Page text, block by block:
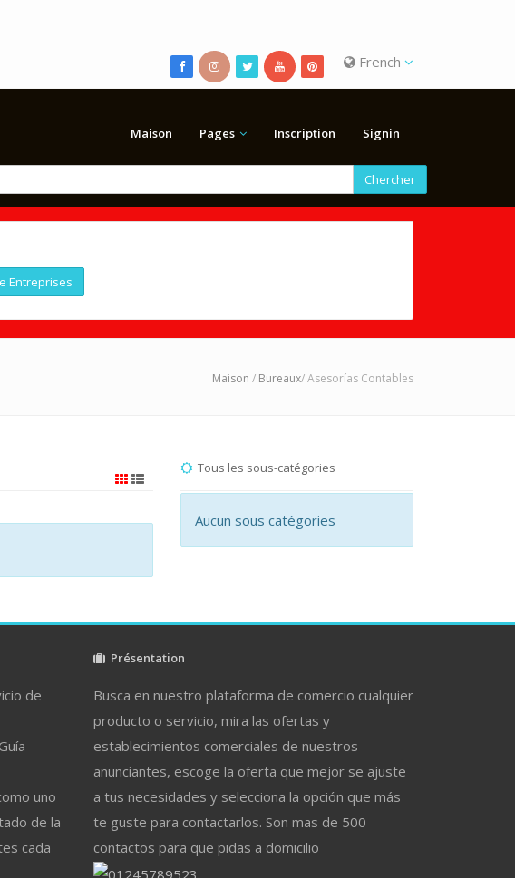
French
Maison Pages Inscription Signin
Chercher
Entreprises
Maison / Bureaux/ Asesorías Contables
Tous les sous-catégories
Aucun sous catégories
de
uno
de la
cada
Présentation
Busca en nuestro plataforma de comercio cualquier
producto o servicio, mira las ofertas y
establecimientos comerciales de nuestros
anunciantes, escoge la oferta que mejor se ajuste
a tus necesidades y selecciona la opción que más
te guste para contactarlos. Son mas de 500
contactos para que pidas a domicilio